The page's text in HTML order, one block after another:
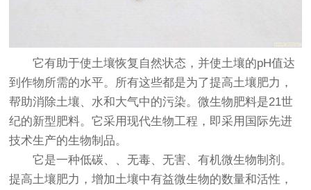
它有助于使土壤恢复自然状态，并使土壤的pH值达
到作物所需的水平。所有这些都是为了提高土壤肥力，
帮助消除土壤、水和大气中的污染。微生物肥料是21世
纪的新型肥料。它采用现代生物工程，即采用国际先进
技术生产的生物制品。
它是一种低碳、、无毒、无害、有机微生物制剂。
提高土壤肥力，增加土壤中有益微生物的数量和活性，